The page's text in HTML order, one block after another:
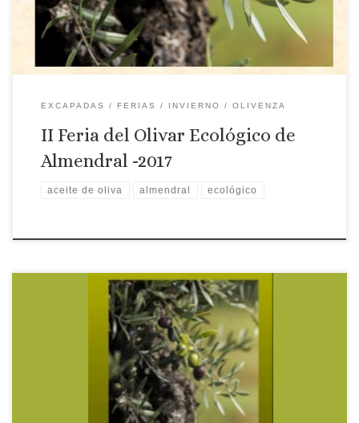
punto de […]
EXCAPADAS FERIAS INVIERNO OLIVENZA
II Feria del Olivar Ecológico de
Almendral -2017
aceite de oliva almendral ecológico
Lugar: Almendral Fecha: 11, 12 y 13 de marzo de 2016 Organiza:
Ayuntamiento de Almendral Colabora: Sdad. Coop. San Mauro
Programa: VIERNES 11 DE MARZO DE 2016 09:30 Inauguración
de las Jornada D. Miguel Ángel Gallardo Miranda, Presidente
de la Diputación de Badajoz. D. José Antonio Arroyo Pardo,